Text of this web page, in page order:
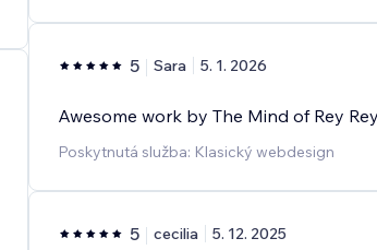
5 Sara 5. 1. 2026
Awesome work by The Mind of Rey
Poskytnutá služba: Klasický webdesign
5 cecilia 5. 12. 2025